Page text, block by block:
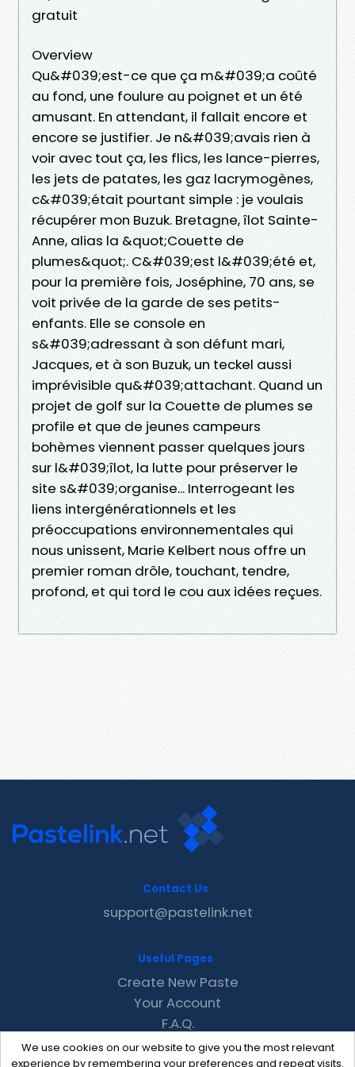
gratuit
Overview
Qu&#039;est-ce que ça m&#039;a coûté
au fond, une foulure au poignet et un été
amusant. En attendant, il fallait encore et
encore se justifier. Je n&#039;avais rien à
voir avec tout ça, les flics, les lance-pierres,
les jets de patates, les gaz lacrymogènes,
c&#039;était pourtant simple : je voulais
récupérer mon Buzuk. Bretagne, îlot Sainte-
Anne, alias la &quot;Couette de
plumes&quot;. C&#039;est l&#039;été et,
pour la première fois, Joséphine, 70 ans, se
voit privée de la garde de ses petits-
enfants. Elle se console en
s&#039;adressant à son défunt mari,
Jacques, et à son Buzuk, un teckel aussi
imprévisible qu&#039;attachant. Quand un
projet de golf sur la Couette de plumes se
profile et que de jeunes campeurs
bohèmes viennent passer quelques jours
sur l&#039;îlot, la lutte pour préserver le
site s&#039;organise... Interrogeant les
liens intergénérationnels et les
préoccupations environnementales qui
nous unissent, Marie Kelbert nous offre un
premier roman drôle, touchant, tendre,
profond, et qui tord le cou aux idées reçues.
We use cookies on our website to give you the most relevant
experience by remembering your preferences and repeat visits.
Contact Us
support@pastelink.net
Useful Pages
Create New Paste
Your Account
F.A.Q.
Recent